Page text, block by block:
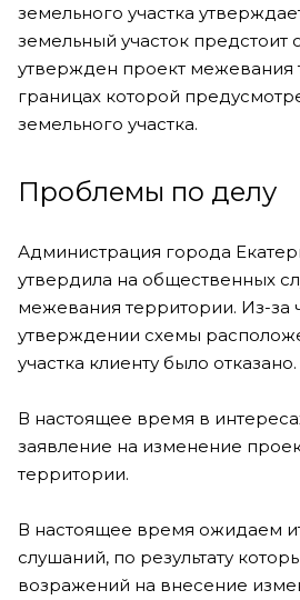
земельного участка
земельный участок предстоит
утвержден проект межевания
границах которой
земельного участка.
Проблемы по делу
Администрация города
утвердила на общественных
межевания территории. Из-за
утверждении схемы
участка клиенту было отказано.
В настоящее время в
заявление на изменение
территории.
В настоящее время ожидаем
слушаний, по результату
возражений на внесение